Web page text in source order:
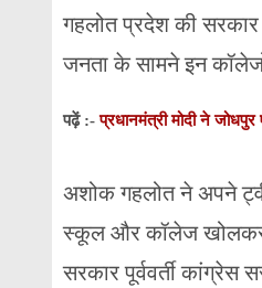
गहलोत प्रदेश की
जनता के सामने इन
पढ़ें :-प्रधानमंत्री मोदी ने
अशोक गहलोत ने अपने
स्कूल और कॉलेज खोलकर
सरकार पूर्ववर्ती कांग्रेस